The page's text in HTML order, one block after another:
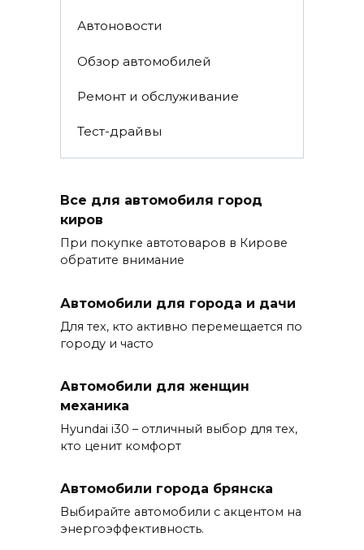
Автоновости
Обзор автомобилей
Ремонт и обслуживание
Тест-драйвы
Все для автомобиля город
киров
При покупке автотоваров в Кирове
обратите внимание
Автомобили для города и дачи
Для тех, кто активно перемещается по
городу и часто
Автомобили для женщин
механика
Hyundai i30 – отличный выбор для тех,
кто ценит комфорт
Автомобили города брянска
Выбирайте автомобили с акцентом на
энергоэффективность.